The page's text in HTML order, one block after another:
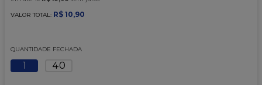
VALOR TOTAL: R$ 10,90
QUANTIDADE FECHADA
1 40
9 º
caixa kraft